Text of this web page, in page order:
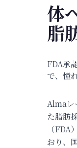
体
脂
FDA承
で、憧
Almaレ
た脂肪
（
おり、